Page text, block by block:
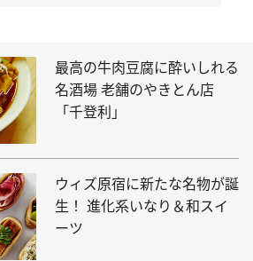
最高の牛肉豆腐に酔いしれる
名酒場 老舗のやきとん店
「千登利」
ウィズ原宿に新たな名物が誕
生！ 進化系いなり＆和スイ
ーツ